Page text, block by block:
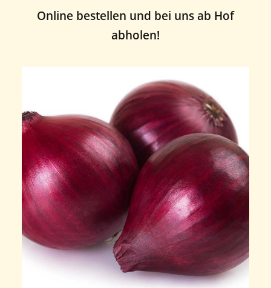
Online bestellen und bei uns ab Hof
abholen!